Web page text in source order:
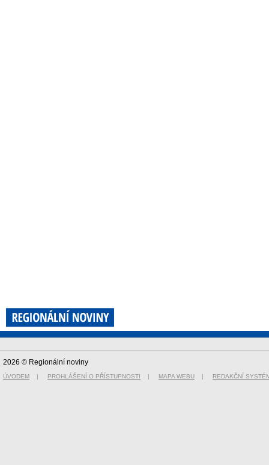
2026 © Regionální noviny
ÚVODEM | PROHLÁŠENÍ O PŘÍSTUPNOSTI | MAPA WEBU | REDAKČNÍ